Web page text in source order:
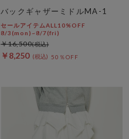
バックギャザーミドルMA-1
セールアイテムALL10%OFF
8/3(mon)~8/7(fri)
￥8,250 50％OFF
￥16,500